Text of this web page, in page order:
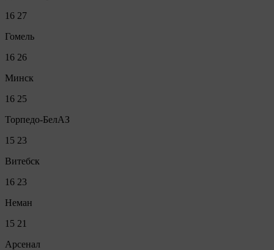
16 27
Гомель
16 26
Минск
16 25
Торпедо-БелАЗ
15 23
Витебск
16 23
Неман
15 21
Арсенал